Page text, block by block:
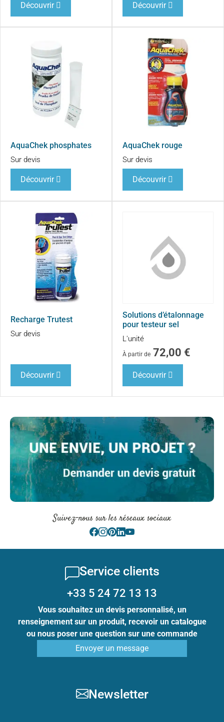
Découvrir Découvrir
AquaChek phosphates
Sur devis
Découvrir
AquaChek rouge
Sur devis
Découvrir
Recharge Trutest
Sur devis
Découvrir
Solutions d’étalonnage
pour testeur sel
L'unité
À partir de 72,00 €
Découvrir
Suivez-nous sur les réseaux sociaux
Service clients
+33 5 24 72 13 13
Vous souhaitez un devis personnalisé, un
renseignement sur un produit, recevoir un catalogue
ou nous poser une question sur une commande
Envoyer un message
Newsletter